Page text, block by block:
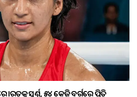
ସ୍ବର୍ଣ୍ଣ, ୫୪ କେଜି ବର୍ଗରେ ପ୍ରିତି